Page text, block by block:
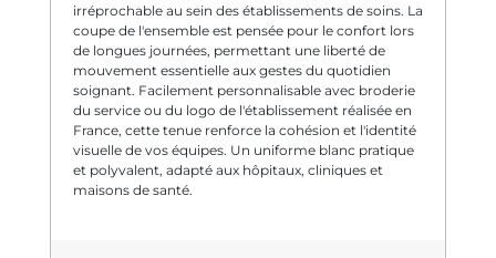
irréprochable au sein des établissements de soins. La
coupe de l'ensemble est pensée pour le confort lors
de longues journées, permettant une liberté de
mouvement essentielle aux gestes du quotidien
soignant. Facilement personnalisable avec broderie
du service ou du logo de l'établissement réalisée en
France, cette tenue renforce la cohésion et l'identité
visuelle de vos équipes. Un uniforme blanc pratique
et polyvalent, adapté aux hôpitaux, cliniques et
maisons de santé.